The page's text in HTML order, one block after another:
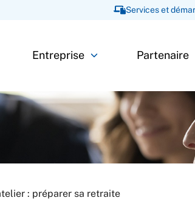
Services et
Entreprise Partenaire
: préparer sa retraite